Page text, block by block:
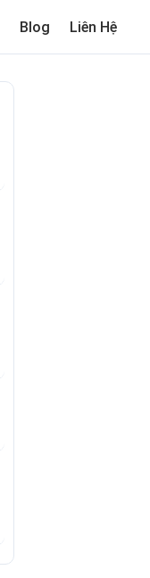
Blog Liên Hệ